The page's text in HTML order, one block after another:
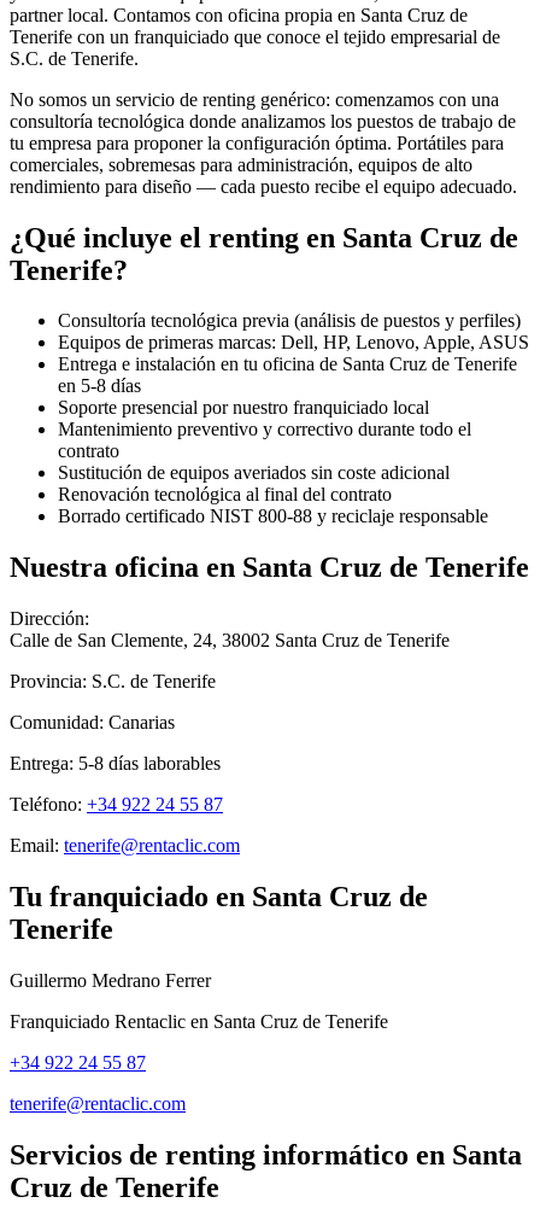
partner local. Contamos con oficina propia en Santa Cruz de
Tenerife con un franquiciado que conoce el tejido empresarial de
S.C. de Tenerife.
No somos un servicio de renting genérico: comenzamos con una
consultoría tecnológica donde analizamos los puestos de trabajo de
tu empresa para proponer la configuración óptima. Portátiles para
comerciales, sobremesas para administración, equipos de alto
rendimiento para diseño — cada puesto recibe el equipo adecuado.
¿Qué incluye el renting en Santa Cruz de
Tenerife?
Consultoría tecnológica previa (análisis de puestos y perfiles)
Equipos de primeras marcas: Dell, HP, Lenovo, Apple, ASUS
Entrega e instalación en tu oficina de Santa Cruz de Tenerife
en 5-8 días
Soporte presencial por nuestro franquiciado local
Mantenimiento preventivo y correctivo durante todo el
contrato
Sustitución de equipos averiados sin coste adicional
Renovación tecnológica al final del contrato
Borrado certificado NIST 800-88 y reciclaje responsable
Nuestra oficina en Santa Cruz de Tenerife
Dirección:
Calle de San Clemente, 24, 38002 Santa Cruz de Tenerife
Provincia: S.C. de Tenerife
Comunidad: Canarias
Entrega: 5-8 días laborables
Teléfono: +34 922 24 55 87
Email: tenerife@rentaclic.com
Tu franquiciado en Santa Cruz de
Tenerife
Guillermo Medrano Ferrer
Franquiciado Rentaclic en Santa Cruz de Tenerife
+34 922 24 55 87
tenerife@rentaclic.com
Servicios de renting informático en Santa
Cruz de Tenerife